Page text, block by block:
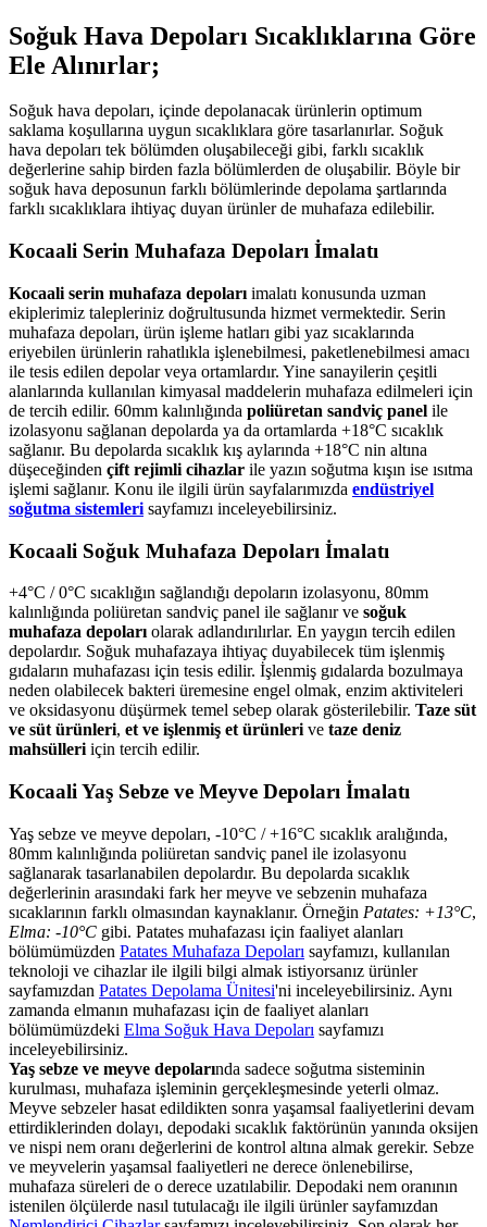
Soğuk Hava Depoları Sıcaklıklarına Göre
Ele Alınırlar;
Soğuk hava depoları, içinde depolanacak ürünlerin optimum
saklama koşullarına uygun sıcaklıklara göre tasarlanırlar. Soğuk
hava depoları tek bölümden oluşabileceği gibi, farklı sıcaklık
değerlerine sahip birden fazla bölümlerden de oluşabilir. Böyle bir
soğuk hava deposunun farklı bölümlerinde depolama şartlarında
farklı sıcaklıklara ihtiyaç duyan ürünler de muhafaza edilebilir.
Kocaali Serin Muhafaza Depoları İmalatı
Kocaali serin muhafaza depoları imalatı konusunda uzman
ekiplerimiz talepleriniz doğrultusunda hizmet vermektedir. Serin
muhafaza depoları, ürün işleme hatları gibi yaz sıcaklarında
eriyebilen ürünlerin rahatlıkla işlenebilmesi, paketlenebilmesi amacı
ile tesis edilen depolar veya ortamlardır. Yine sanayilerin çeşitli
alanlarında kullanılan kimyasal maddelerin muhafaza edilmeleri için
de tercih edilir. 60mm kalınlığında poliüretan sandviç panel ile
izolasyonu sağlanan depolarda ya da ortamlarda +18°C sıcaklık
sağlanır. Bu depolarda sıcaklık kış aylarında +18°C nin altına
düşeceğinden çift rejimli cihazlar ile yazın soğutma kışın ise ısıtma
işlemi sağlanır. Konu ile ilgili ürün sayfalarımızda endüstriyel
soğutma sistemleri sayfamızı inceleyebilirsiniz.
Kocaali Soğuk Muhafaza Depoları İmalatı
+4°C / 0°C sıcaklığın sağlandığı depoların izolasyonu, 80mm
kalınlığında poliüretan sandviç panel ile sağlanır ve soğuk
muhafaza depoları olarak adlandırılırlar. En yaygın tercih edilen
depolardır. Soğuk muhafazaya ihtiyaç duyabilecek tüm işlenmiş
gıdaların muhafazası için tesis edilir. İşlenmiş gıdalarda bozulmaya
neden olabilecek bakteri üremesine engel olmak, enzim aktiviteleri
ve oksidasyonu düşürmek temel sebep olarak gösterilebilir. Taze süt
ve süt ürünleri, et ve işlenmiş et ürünleri ve taze deniz
mahsülleri için tercih edilir.
Kocaali Yaş Sebze ve Meyve Depoları İmalatı
Yaş sebze ve meyve depoları, -10°C / +16°C sıcaklık aralığında,
80mm kalınlığında poliüretan sandviç panel ile izolasyonu
sağlanarak tasarlanabilen depolardır. Bu depolarda sıcaklık
değerlerinin arasındaki fark her meyve ve sebzenin muhafaza
sıcaklarının farklı olmasından kaynaklanır. Örneğin Patates: +13°C,
Elma: -10°C gibi. Patates muhafazası için faaliyet alanları
bölümümüzden Patates Muhafaza Depoları sayfamızı, kullanılan
teknoloji ve cihazlar ile ilgili bilgi almak istiyorsanız ürünler
sayfamızdan Patates Depolama Ünitesi'ni inceleyebilirsiniz. Aynı
zamanda elmanın muhafazası için de faaliyet alanları
bölümümüzdeki Elma Soğuk Hava Depoları sayfamızı
inceleyebilirsiniz.
Yaş sebze ve meyve depolarında sadece soğutma sisteminin
kurulması, muhafaza işleminin gerçekleşmesinde yeterli olmaz.
Meyve sebzeler hasat edildikten sonra yaşamsal faaliyetlerini devam
ettirdiklerinden dolayı, depodaki sıcaklık faktörünün yanında oksijen
ve nispi nem oranı değerlerini de kontrol altına almak gerekir. Sebze
ve meyvelerin yaşamsal faaliyetleri ne derece önlenebilirse,
muhafaza süreleri de o derece uzatılabilir. Depodaki nem oranının
istenilen ölçülerde nasıl tutulacağı ile ilgili ürünler sayfamızdan